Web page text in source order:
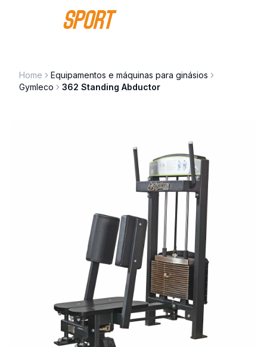
Saltar para o conteúdo
Home
Equipamentos e máquinas para ginásios
Gymleco
362 Standing Abductor